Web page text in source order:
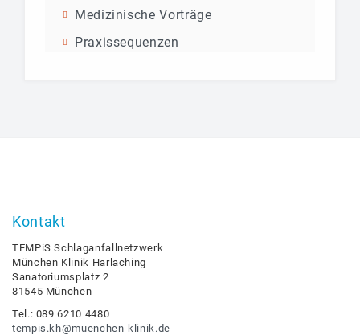
Medizinische Vorträge
Praxissequenzen
Kontakt
TEMPiS Schlaganfallnetzwerk
München Klinik Harlaching
Sanatoriumsplatz 2
81545 München
Tel.: 089 6210 4480
tempis.kh@muenchen-klinik.de